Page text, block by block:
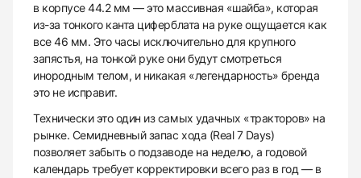
в корпусе 44.2 мм — это массивная «шайба», которая
из-за тонкого канта циферблата на руке ощущается как
все 46 мм. Это часы исключительно для крупного
запястья, на тонкой руке они будут смотреться
инородным телом, и никакая «легендарность» бренда
это не исправит.
Технически это один из самых удачных «тракторов» на
рынке. Семидневный запас хода (Real 7 Days)
позволяет забыть о подзаводе на неделю, а годовой
календарь требует корректировки всего раз в год — в